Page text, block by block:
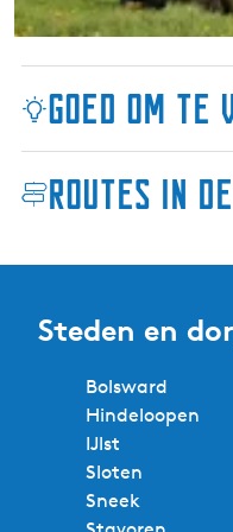
b
o
e
e
Goed om te
Routes in
Steden en
Bolsward
Hindeloopen
IJlst
Sloten
Sneek